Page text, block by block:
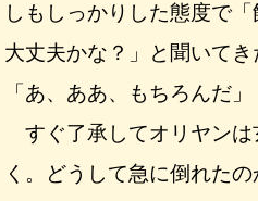
しもしっかりした態度で
大丈夫かな？」と聞いてき
「あ、ああ、もちろんだ」
すぐ了承してオリヤンは
く。どうして急に倒れた